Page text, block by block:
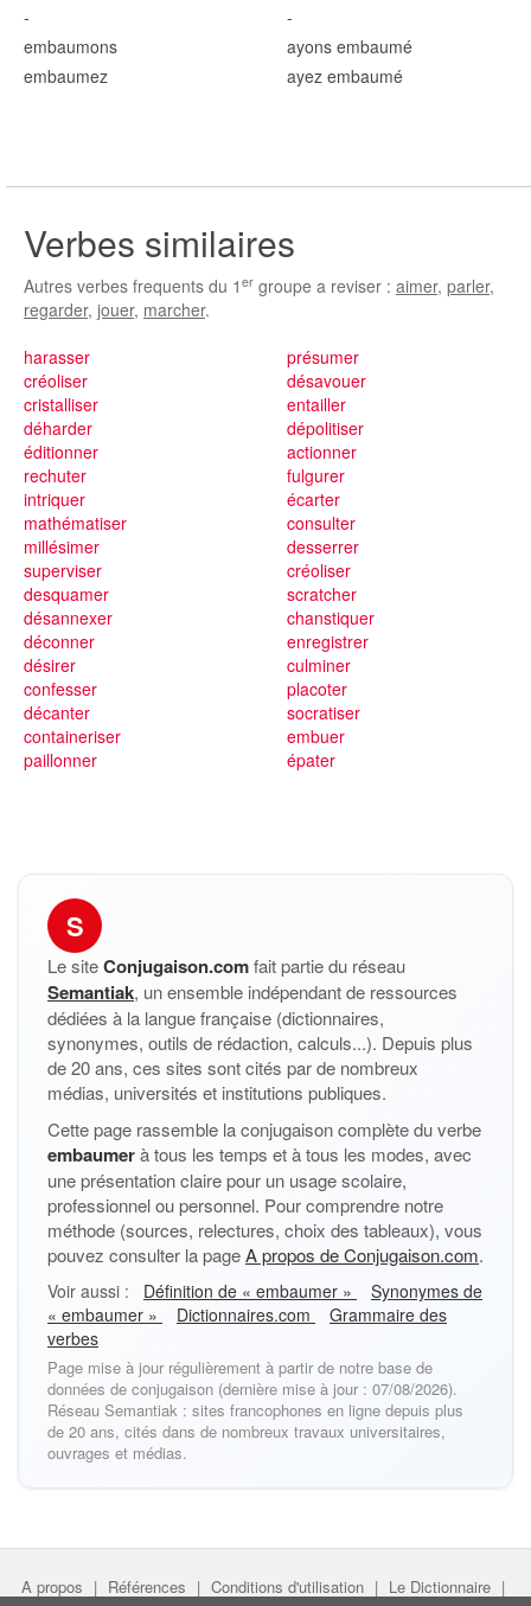
-
embaumons
embaumez
-
ayons embaumé
ayez embaumé
Verbes similaires
Autres verbes frequents du 1 er groupe a reviser : aimer, parler,
regarder, jouer, marcher.
harasser
créoliser
cristalliser
déharder
éditionner
rechuter
intriquer
mathématiser
millésimer
présumer
désavouer
entailler
dépolitiser
actionner
fulgurer
écarter
consulter
desserrer
superviser
desquamer
désannexer
déconner
désirer
confesser
décanter
containeriser
paillonner
créoliser
scratcher
chanstiquer
enregistrer
culminer
placoter
socratiser
embuer
épater
S
Le siteConjugaison.comfait partie du réseau
Semantiak, un ensemble indépendant de ressources
dédiées à la langue française (dictionnaires,
synonymes, outils de rédaction, calculs...). Depuis plus
de 20 ans, ces sites sont cités par de nombreux
médias, universités et institutions publiques.
Cette page rassemble la conjugaison complète du verbe
embaumerà tous les temps et à tous les modes, avec
une présentation claire pour un usage scolaire,
professionnel ou personnel. Pour comprendre notre
méthode (sources, relectures, choix des tableaux), vous
pouvez consulter la pageA propos de Conjugaison.com.
Voir aussi : Définition de « embaumer »
Synonymes de
« embaumer »
Dictionnaires.com
Grammaire des
verbes
Page mise à jour régulièrement à partir de notre base de
données de conjugaison (dernière mise à jour : 07/08/2026).
Réseau Semantiak : sites francophones en ligne depuis plus
de 20 ans, cités dans de nombreux travaux universitaires,
ouvrages et médias.
A propos | Références | Conditions d'utilisation | Le Dictionnaire |